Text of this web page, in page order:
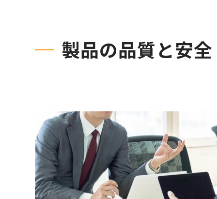
製品の品質と安全